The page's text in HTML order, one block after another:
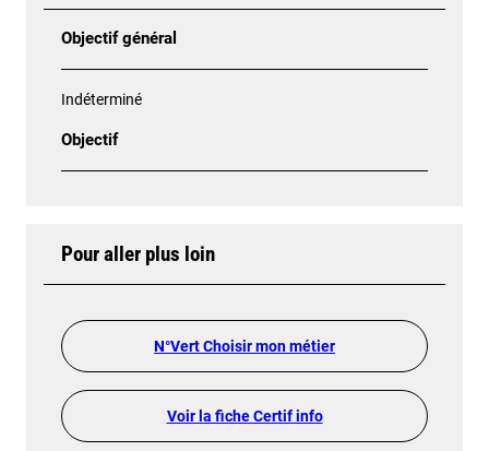
Objectif général
Indéterminé
Objectif
Pour aller plus loin
N°Vert Choisir mon métier
Voir la fiche Certif info